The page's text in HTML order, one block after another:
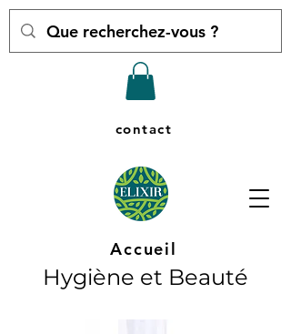
Accueil
contact
Hygiène et Beauté